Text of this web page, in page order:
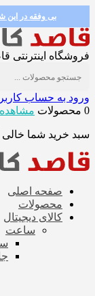
بی وفقه در این
فروشگاه اینترنتی
ورود به حساب
0 محصولات
سبد خرید شما
صفحه اصلی
محصولات
کالای دیجیتال
ساعت